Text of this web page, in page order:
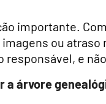
importante.
ou
responsável, e
a árvore